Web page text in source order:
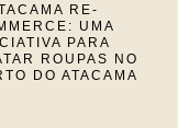
RE-
UMA
PARA
ROUPAS NO
DO ATACAMA